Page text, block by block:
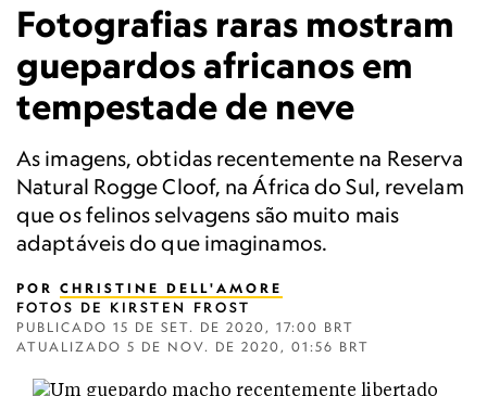
Fotografias raras mostram
guepardos africanos em
tempestade de neve
As imagens, obtidas recentemente na Reserva
Natural Rogge Cloof, na África do Sul, revelam
que os felinos selvagens são muito mais
adaptáveis do que imaginamos.
POR CHRISTINE DELL'AMORE
FOTOS DE KIRSTEN FROST
PUBLICADO 15 DE SET. DE 2020, 17:00 BRT
ATUALIZADO 5 DE NOV. DE 2020, 01:56 BRT